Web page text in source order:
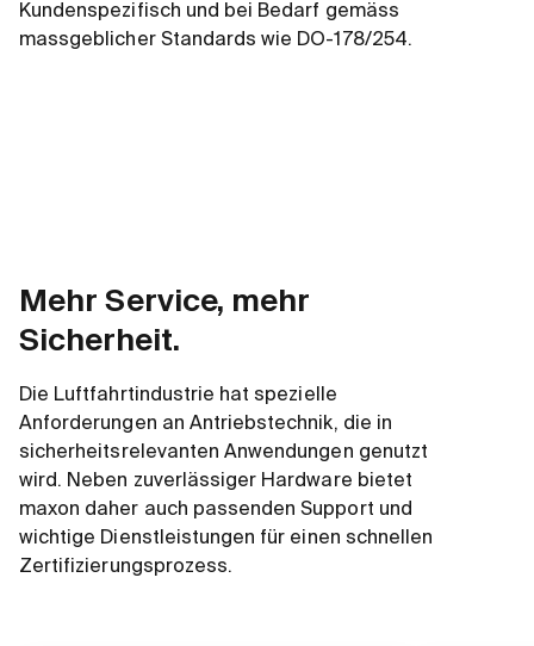
Kundenspezifisch und bei Bedarf gemäss
massgeblicher Standards wie DO-178/254.
Mehr Service, mehr
Sicherheit.
Die Luftfahrtindustrie hat spezielle
Anforderungen an Antriebstechnik, die in
sicherheitsrelevanten Anwendungen genutzt
wird. Neben zuverlässiger Hardware bietet
maxon daher auch passenden Support und
wichtige Dienstleistungen für einen schnellen
Zertifizierungsprozess.